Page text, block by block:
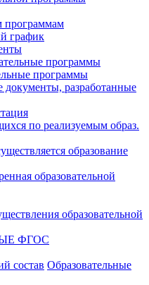
программам
график
программы
программы
разработанные
по реализуемым образ.
образование
образовательной
образовательной
ФГОС
состав Образовательные